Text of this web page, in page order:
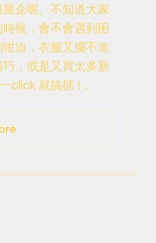
企呢。不知道大家
候，會不會遇到困
迫，衣服又擺不進
，或是又買太多新
click 就搞掂 ! ...